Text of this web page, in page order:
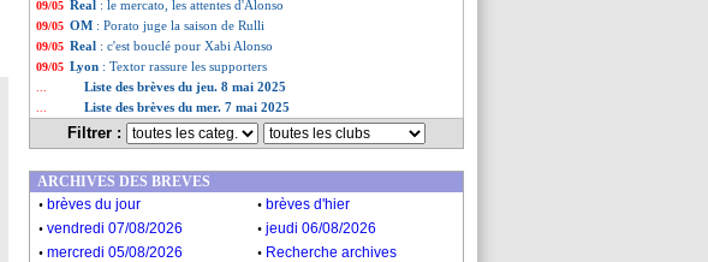
09/05 Real : le mercato, les attentes d'Alonso
09/05 OM : Porato juge la saison de Rulli
09/05 Real : c'est bouclé pour Xabi Alonso
09/05 Lyon : Textor rassure les supporters
Liste des brèves du jeu. 8 mai 2025
Liste des brèves du mer. 7 mai 2025
Filtrer :
ARCHIVES DES BREVES
. brèves du jour . brèves d'hier
. vendredi 07/08/2026 . jeudi 06/08/2026
. mercredi 05/08/2026 . Recherche archives